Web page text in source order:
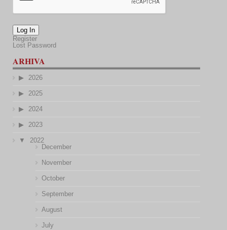
Log In
Register
Lost Password
ARHIVA
2026
2025
2024
2023
2022
December
November
October
September
August
July